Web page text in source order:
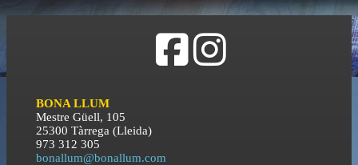
BONA LLUM
Mestre Güell, 105
25300 Tàrrega (Lleida)
973 312 305
bonallum@bonallum.com